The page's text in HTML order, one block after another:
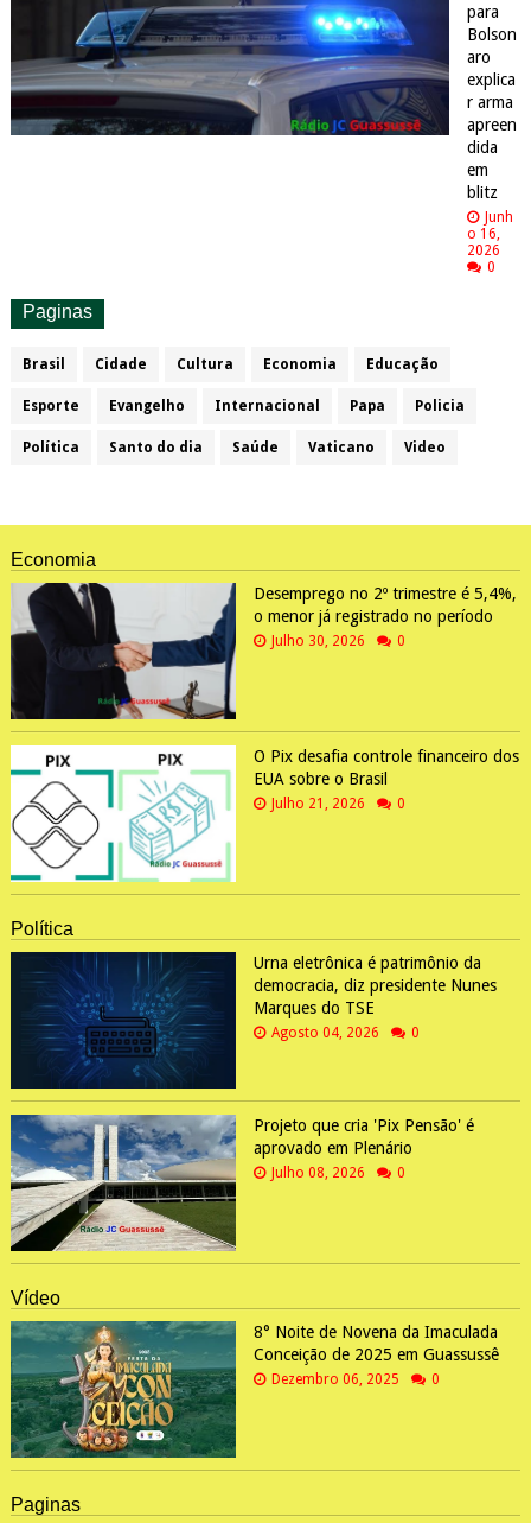
para
Bolson
aro
explica
r arma
apreen
dida
em
blitz
Junh
o 16,
2026
0
Paginas
Brasil Cidade Cultura Economia Educação
Esporte Evangelho Internacional Papa Policia
Política Santo do dia Saúde Vaticano Video
Economia
Desemprego no 2º trimestre é 5,4%,
o menor já registrado no período
Julho 30, 2026 0
O Pix desafia controle financeiro dos
EUA sobre o Brasil
Julho 21, 2026 0
Política
Urna eletrônica é patrimônio da
democracia, diz presidente Nunes
Marques do TSE
Agosto 04, 2026 0
Projeto que cria 'Pix Pensão' é
aprovado em Plenário
Julho 08, 2026 0
Vídeo
8° Noite de Novena da Imaculada
Conceição de 2025 em Guassussê
Dezembro 06, 2025 0
Paginas